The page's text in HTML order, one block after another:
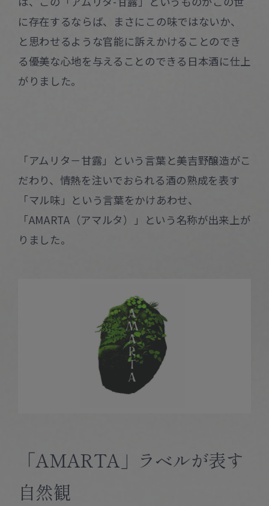
に存在するならば、まさにこの味ではないか、
と思わせるような官能に訴えかけることのでき
る優美な心地を与えることのできる日本酒に仕上
がりました。
「アムリタ－甘露」という言葉と美吉野醸造がこ
だわり、情熱を注いでおられる酒の熟成を表す
「マル味」という言葉をかけあわせ、
「AMARTA（アマルタ）」という名称が出来上が
りました。
「AMARTA」ラベルが表す
自然観